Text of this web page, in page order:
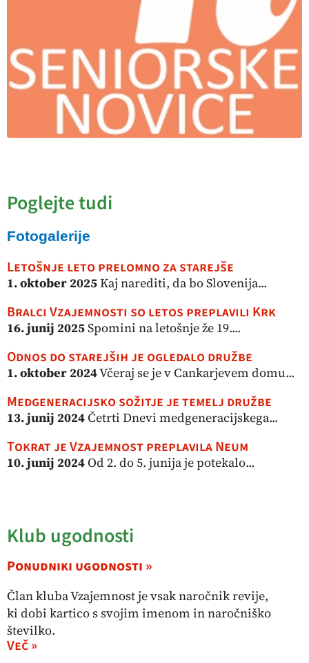
Poglejte tudi
Fotogalerije
Letošnje leto prelomno za starejše
1. oktober 2025Kaj narediti, da bo Slovenija...
Bralci Vzajemnosti so letos preplavili Krk
16. junij 2025Spomini na letošnje že 19....
Odnos do starejših je ogledalo družbe
1. oktober 2024Včeraj se je v Cankarjevem domu...
Medgeneracijsko sožitje je temelj družbe
13. junij 2024Četrti Dnevi medgeneracijskega...
Tokrat je Vzajemnost preplavila Neum
10. junij 2024Od 2. do 5. junija je potekalo...
Klub ugodnosti
Ponudniki ugodnosti »
Član kluba Vzajemnost je vsak naročnik revije,
ki dobi kartico s svojim imenom in naročniško
številko.
Več »